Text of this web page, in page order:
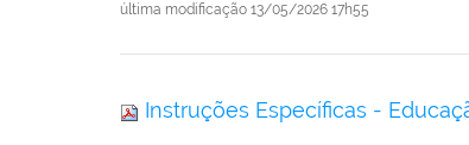
última modificação 13/05/2026 17h55
Instruções Específicas -